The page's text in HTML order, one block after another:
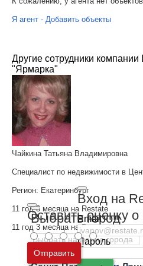
Выбрать город
Москва и
Московская
Вход на
Email
Пароль
Я агент - Добавить объекты
Другие сотрудники
"Ярмарка"
Чайкина Татьяна Владимировна
Специалист по недвижимости в
Регион: Екатеринбург
11 год 3 месяца на Restate
11 год 3 месяца на Restate
Оставить оценку о
Отправить